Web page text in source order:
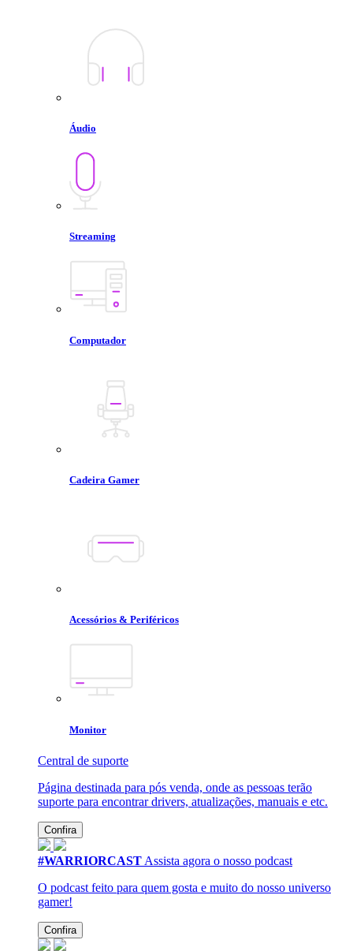
Áudio
Streaming
Computador
Cadeira Gamer
Acessórios & Periféricos
Monitor
Central de suporte
Página destinada para pós venda, onde as pessoas terão
suporte para encontrar drivers, atualizações, manuais e etc.
Confira
#WARRIORCAST Assista agora o nosso podcast
O podcast feito para quem gosta e muito do nosso universo
gamer!
Confira